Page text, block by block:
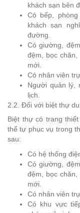
khách sạn bên
Có bếp,
khách sạn
đường.
Có giường,
đệm, bọc
mới.
Có nhân viên
Người quản lý,
lịch.
2.2. Đối với biệt thự
Biệt thự có trang
thể tự phục vụ trong
sau:
Có hệ thống
Có giường,
đệm, bọc
mới.
Có nhân viên
Có khu vực